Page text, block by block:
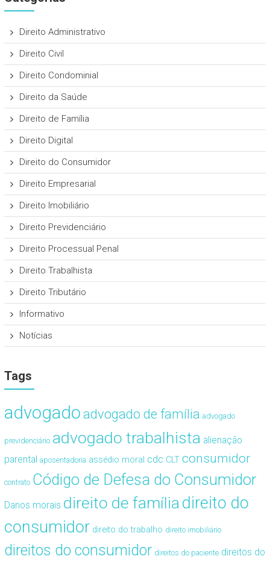
Direito Administrativo
Direito Civil
Direito Condominial
Direito da Saúde
Direito de Família
Direito Digital
Direito do Consumidor
Direito Empresarial
Direito Imobiliário
Direito Previdenciário
Direito Processual Penal
Direito Trabalhista
Direito Tributário
Informativo
Notícias
Tags
advogado advogado de família advogado
previdenciário advogado trabalhista alienação
parental aposentadoria assédio moral cdc CLT consumidor
contrato Código de Defesa do Consumidor
Danos morais direito de famíliadireito do
consumidor direito do trabalho direito imobiliário
direitos do consumidor direitos do paciente direitos do